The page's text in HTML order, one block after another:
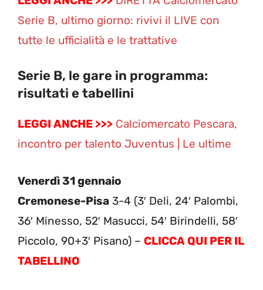
Serie B, ultimo giorno: rivivi il LIVE con
tutte le ufficialità e le trattative
Serie B, le gare in programma:
risultati e tabellini
LEGGI ANCHE >>> Calciomercato Pescara,
incontro per talento Juventus | Le ultime
Venerdì 31 gennaio
Cremonese-Pisa 3-4 (3′ Deli, 24′ Palombi,
36′ Minesso, 52′ Masucci, 54′ Birindelli, 58′
Piccolo, 90+3′ Pisano) – CLICCA QUI PER IL
TABELLINO